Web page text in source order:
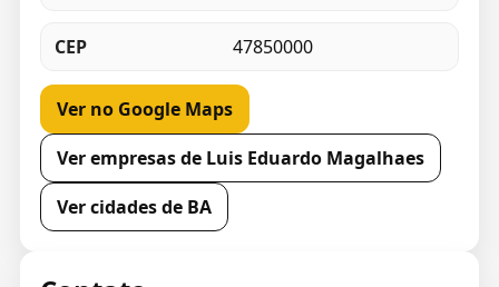
CEP 47850000
Ver no Google Maps
Ver empresas de Luis Eduardo Magalhaes
Ver cidades de BA